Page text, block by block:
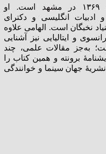
سهند الهامی خراسانی متولد ۱۳۶۹ در مشهد است. او
ادبیات انگلیسی و دکترای
نخبگان است. الهامی علاوه
و ایتالیایی نیز آشنایی
به‌جز مقالات علمی، چند
برونته و همین کتاب را
جهان سینما و خوانندگی